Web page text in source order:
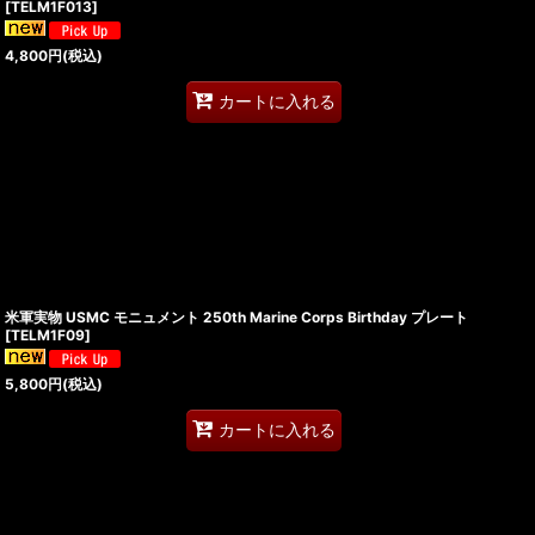
[TELM1F013]
4,800円(税込)
カートに入れる
米軍実物 USMC モニュメント 250th Marine Corps Birthday プレート
[TELM1F09]
5,800円(税込)
カートに入れる